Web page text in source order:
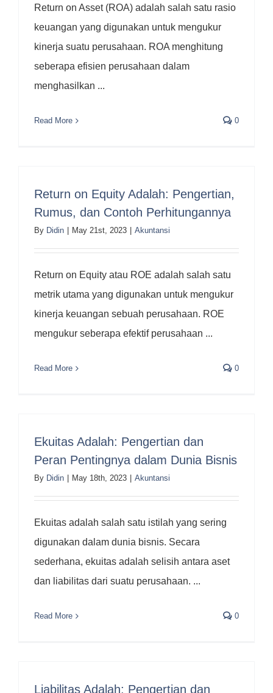
Return on Asset (ROA) adalah salah satu rasio
keuangan yang digunakan untuk mengukur
kinerja suatu perusahaan. ROA menghitung
seberapa efisien perusahaan dalam
menghasilkan ...
Read More 0
Return on Equity Adalah: Pengertian,
Rumus, dan Contoh Perhitungannya
By Didin May 21st, 2023 Akuntansi
Return on Equity atau ROE adalah salah satu
metrik utama yang digunakan untuk mengukur
kinerja keuangan sebuah perusahaan. ROE
mengukur seberapa efektif perusahaan ...
Read More 0
Ekuitas Adalah: Pengertian dan
Peran Pentingnya dalam Dunia Bisnis
By Didin May 18th, 2023 Akuntansi
Ekuitas adalah salah satu istilah yang sering
digunakan dalam dunia bisnis. Secara
sederhana, ekuitas adalah selisih antara aset
dan liabilitas dari suatu perusahaan. ...
Read More 0
Liabilitas Adalah: Pengertian dan